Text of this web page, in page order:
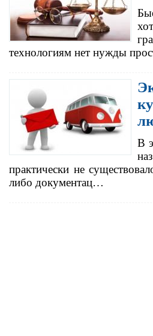
технологиям нет нужды
В
практически не
либо документац…